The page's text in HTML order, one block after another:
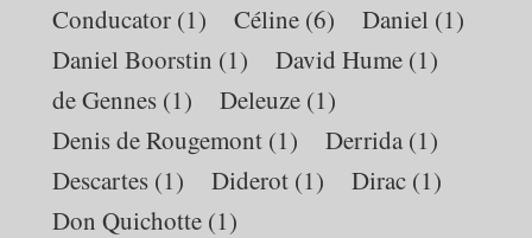
Conducator (1) Céline (6) Daniel (1)
Daniel Boorstin (1) David Hume (1)
de Gennes (1) Deleuze (1)
Denis de Rougemont (1) Derrida (1)
Descartes (1) Diderot (1) Dirac (1)
Don Quichotte (1)